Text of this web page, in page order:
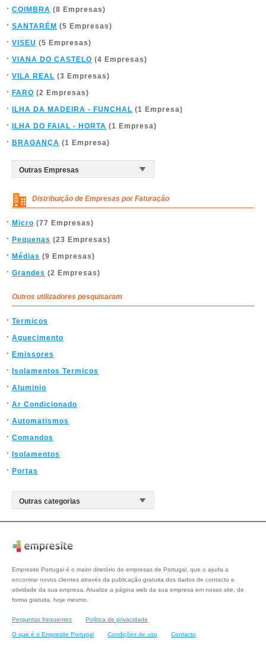
COIMBRA (8 Empresas)
SANTARÉM (5 Empresas)
VISEU (5 Empresas)
VIANA DO CASTELO (4 Empresas)
VILA REAL (3 Empresas)
FARO (2 Empresas)
ILHA DA MADEIRA - FUNCHAL (1 Empresa)
ILHA DO FAIAL - HORTA (1 Empresa)
BRAGANÇA (1 Empresa)
Distribuição de Empresas por Faturação
Micro (77 Empresas)
Pequenas (23 Empresas)
Médias (9 Empresas)
Grandes (2 Empresas)
Outros utilizadores pesquisaram
Termicos
Aquecimento
Emissores
Isolamentos Termicos
Aluminio
Ar Condicionado
Automatismos
Comandos
Isolamentos
Portas
Empresite Portugal é o maior diretório de empresas de Portugal, que o ajuda a
encontrar novos clientes através da publicação gratuita dos dados de contacto e
atividade da sua empresa. Atualize a página web da sua empresa em nosso site, de
forma gratuita, hoje mesmo.
Perguntas frequentes Política de privacidade
O que é o Empresite Portugal Condições de uso Contacto